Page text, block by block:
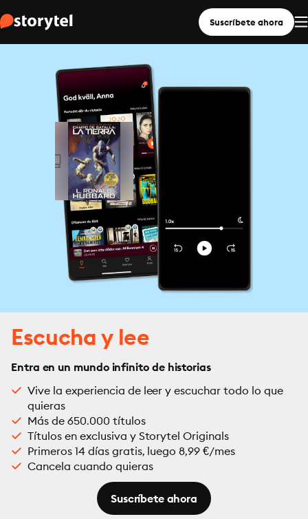
Suscríbete ahora
Escucha y lee
Entra en un mundo infinito de historias
Vive la experiencia de leer y escuchar todo lo que
quieras
Más de 650.000 títulos
Títulos en exclusiva y Storytel Originals
Primeros 14 días gratis, luego 8,99 €/mes
Cancela cuando quieras
Suscríbete ahora